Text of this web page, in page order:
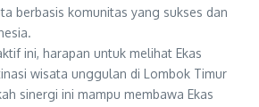
berbasis komunitas yang sukses dan
ini, harapan untuk melihat Ekas
wisata unggulan di Lombok Timur
sinergi ini mampu membawa Ekas